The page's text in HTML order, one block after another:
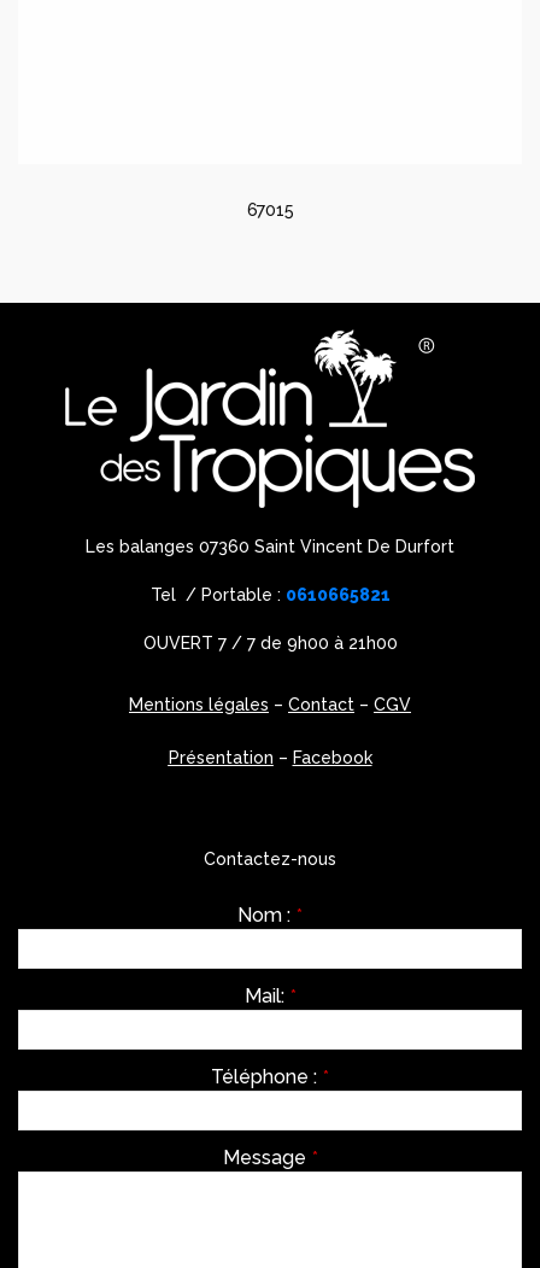
67015
Les balanges 07360 Saint Vincent De Durfort
Tel / Portable : 0610665821
OUVERT 7 / 7 de 9h00 à 21h00
Mentions légales – Contact – CGV
Présentation – Facebook
Contactez-nous
Nom : *
Mail: *
Téléphone : *
Message *